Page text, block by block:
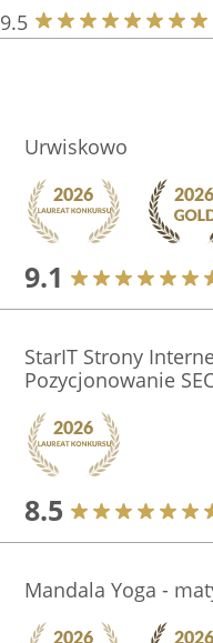
9.5
Urwiskowo
9.1
StarIT Strony
Pozycjonowanie
8.5
Mandala Yoga -